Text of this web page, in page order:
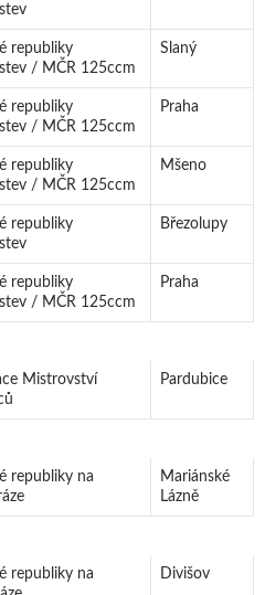
republiky
/ MČR 125ccm
Slaný
republiky
/ MČR 125ccm
Praha
republiky
/ MČR 125ccm
Mšeno
republiky
Březolupy
republiky
/ MČR 125ccm
Praha
Mistrovství
Pardubice
republiky na
Mariánské
Lázně
republiky na
Divišov